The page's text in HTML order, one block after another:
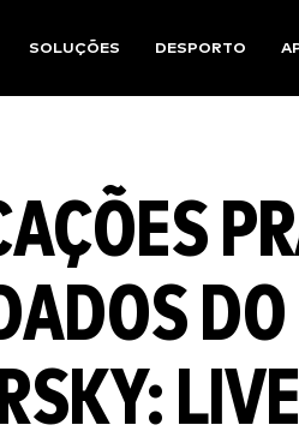
SOLUÇÕES DESPORTO